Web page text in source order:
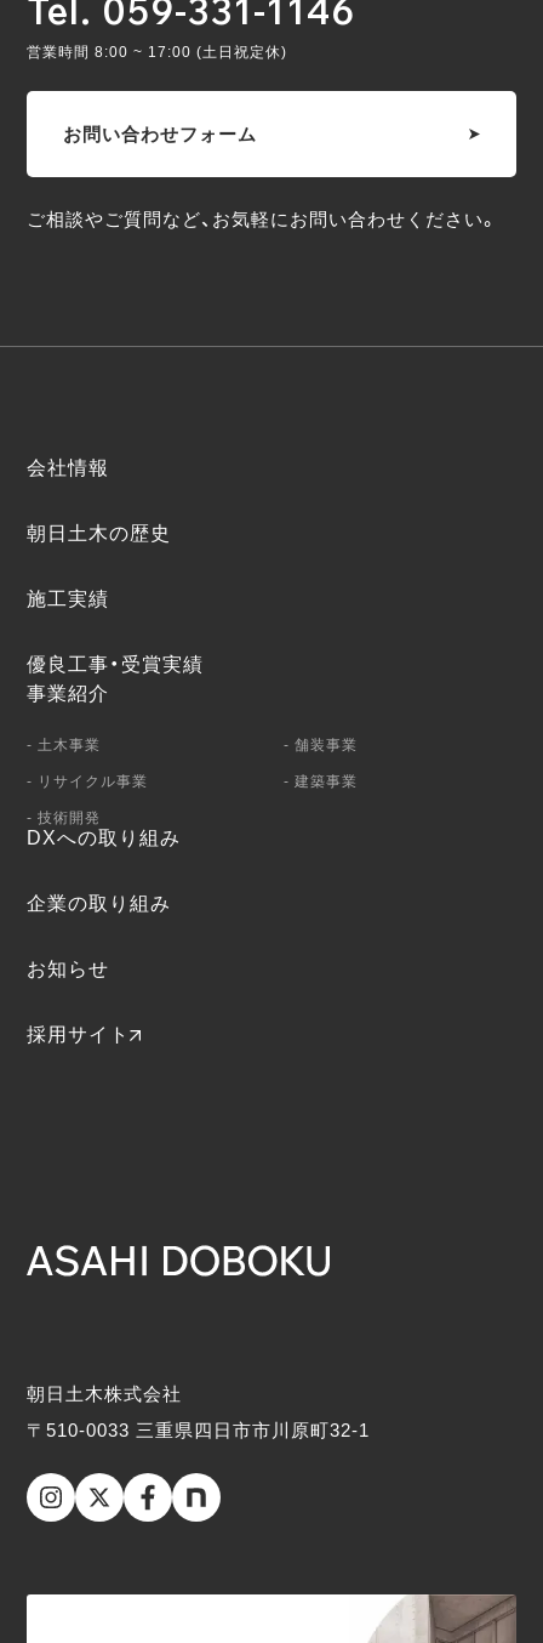
Tel. 059-331-1146
営業時間 8:00 ~ 17:00 (土日祝定休)
お問い合わせフォーム
ご相談やご質問など、お気軽にお問い合わせください。
朝日土木株式会社
〒510-0033 三重県四日市市川原町32-1
会社情報
朝日土木の歴史
施工実績
優良工事・受賞実績
事業紹介
- 土木事業 - 舗装事業
- リサイクル事業 - 建築事業
- 技術開発
DXへの取り組み
企業の取り組み
お知らせ
採用サイト